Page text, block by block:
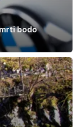
bodo